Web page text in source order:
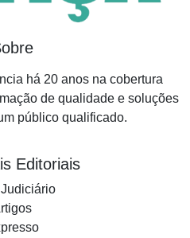
há 20 anos na cobertura
de qualidade e soluções
público qualificado.
Editoriais